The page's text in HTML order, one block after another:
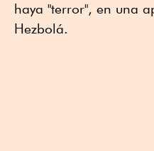
haya "terror", en una
Hezbolá.